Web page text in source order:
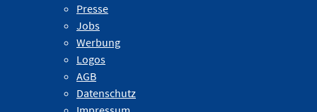
Presse
Jobs
Werbung
Logos
AGB
Datenschutz